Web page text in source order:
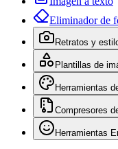
Eliminador de
Retratos y
Plantillas de
Herramientas
Compresores
Herramientas